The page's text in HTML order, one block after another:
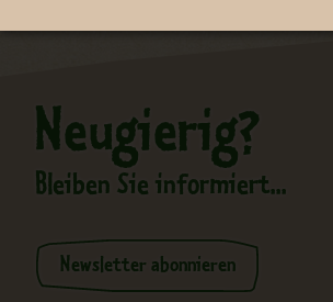
Neugierig?
Bleiben Sie informiert...
Newsletter abonnieren